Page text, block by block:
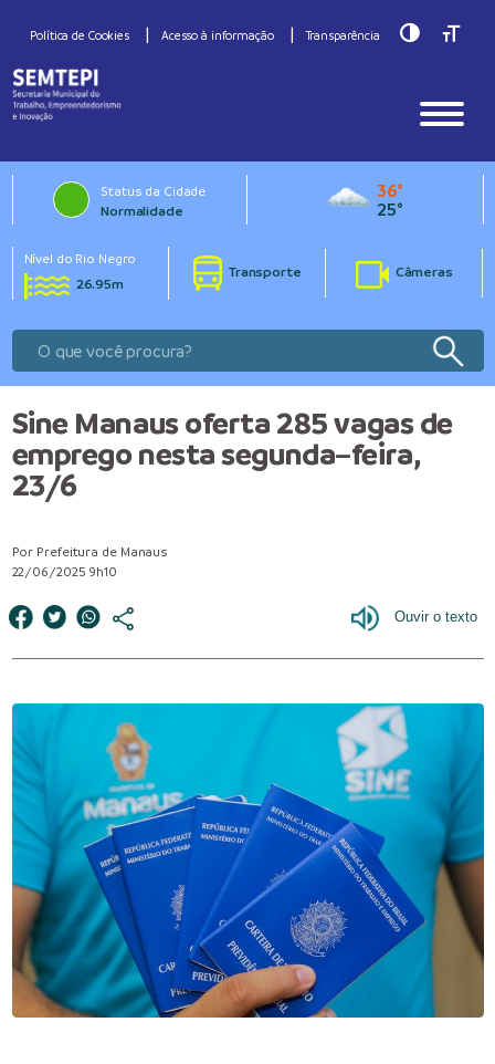
Política de Cookies Acesso à informação Transparência Toggle
Status da Cidade
Normalidade
36°
25°
Nível do Rio Negro
26.95m
Transporte Câmeras
Sine Manaus oferta 285 vagas de
emprego nesta segunda–feira,
23/6
Por Prefeitura de Manaus
22/06/2025 9h10